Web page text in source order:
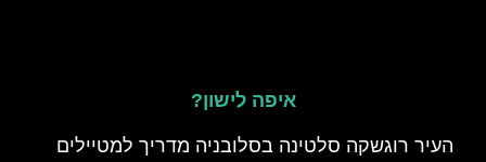
איפה לישון?
העיר רוגשקה סלטינה בסלובניה מדריך למטיילים